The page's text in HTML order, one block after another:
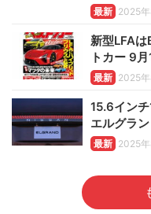
最新 2025
新型LFAは
トカー 9
最新 2025
15.6イン
エルグラ
最新 2025